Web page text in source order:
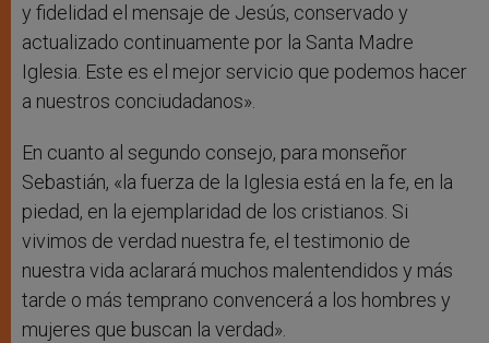
y fidelidad el mensaje de Jesús, conservado y
actualizado continuamente por la Santa Madre
Iglesia. Este es el mejor servicio que podemos hacer
a nuestros conciudadanos».
En cuanto al segundo consejo, para monseñor
Sebastián, «la fuerza de la Iglesia está en la fe, en la
piedad, en la ejemplaridad de los cristianos. Si
vivimos de verdad nuestra fe, el testimonio de
nuestra vida aclarará muchos malentendidos y más
tarde o más temprano convencerá a los hombres y
mujeres que buscan la verdad».